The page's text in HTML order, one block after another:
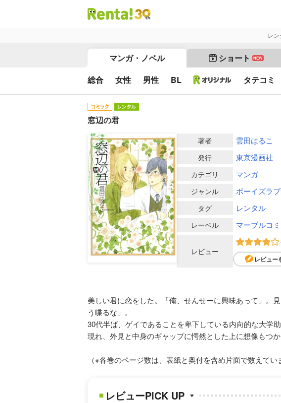
レン
マンガ・ノベル ショート NEW
総合 女性 男性 BL タテコミ
窓辺の君
著者 雲田はるこ
発行 東京漫画社
カテゴリ マンガ
ジャンル ボーイズラ
タグ レンタル
レーベル マーブルコ
レビュー
レビュー
美しい君に恋をした。「俺、せんせーに興味あって」
う喋るな」。
30代半ば、ゲイであることを卑下している内向的な大学
現れ、外見と中身のギャップに愕然とした上に想像もつ
（※各巻のページ数は、表紙と奥付を含め片面で数えてい
レビューPICK UP